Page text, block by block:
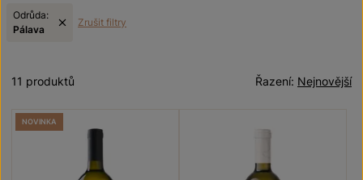
Odrůda:
Pálava
Zrušit filtry
Nejnovější
Řazení:
11 produktů
NOVINKA